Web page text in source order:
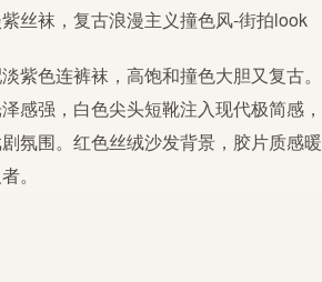
紫色连裤袜，高饱和撞色大胆又复古。
感强，白色尖头短靴注入现代极简感，
氛围。红色丝绒沙发背景，胶片质感暖
。